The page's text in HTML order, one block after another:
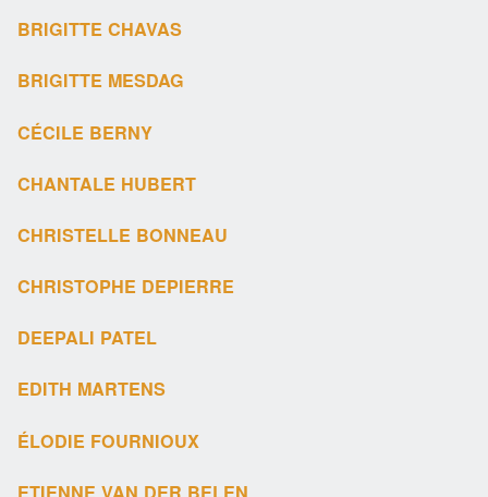
BRIGITTE CHAVAS
BRIGITTE MESDAG
CÉCILE BERNY
CHANTALE HUBERT
CHRISTELLE BONNEAU
CHRISTOPHE DEPIERRE
DEEPALI PATEL
EDITH MARTENS
ÉLODIE FOURNIOUX
ETIENNE VAN DER BELEN